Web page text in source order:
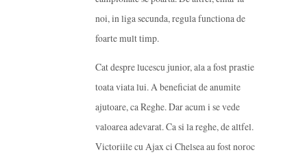
noi, in liga secunda, regula functiona de
foarte mult timp.
Cat despre lucescu junior, ala a fost prastie
toata viata lui. A beneficiat de anumite
ajutoare, ca Reghe. Dar acum i se vede
valoarea adevarat. Ca si la reghe, de altfel.
Victoriile cu Ajax ci Chelsea au fost noroc